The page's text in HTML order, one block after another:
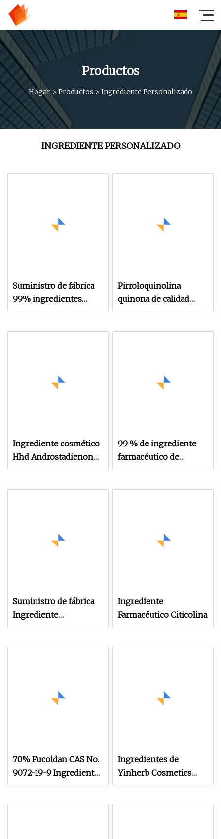
Productos
Hogar> Productos > Ingrediente Personalizado
INGREDIENTE PERSONALIZADO
Suministro de fábrica
99% ingredientes
cosméticos de
Pirroloquinolina
quinona de calidad
superior CAS No.
Ingrediente cosmético
Hhd Androstadienone
CAS 4075-07-4 4, 16-
99 % de ingrediente
farmacéutico de
isomaltitol
Suministro de fábrica
Ingrediente
antiarrugas Mu-
Ingrediente
Farmacéutico Citicolina
70% Fucoidan CAS No.
9072-19-9 Ingrediente
farmacéutico
Ingredientes de
Yinherb Cosmetics
Acetil Hexapéptido-38